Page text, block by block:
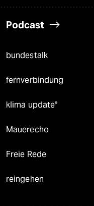
Podcast
bundestalk
fernverbindung
klima update°
Mauerecho
Freie Rede
reingehen